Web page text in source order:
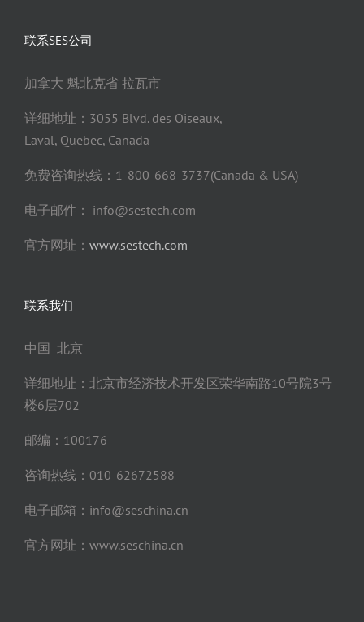
联系SES公司
加拿大 魁北克省 拉瓦市
详细地址：3055 Blvd. des Oiseaux,
Laval, Quebec, Canada
免费咨询热线：1-800-668-3737(Canada & USA)
电子邮件： info@sestech.com
官方网址： www.sestech.com
联系我们
中国 北京
详细地址：北京市经济技术开发区荣华南路10号院3号
楼6层702
邮编：100176
咨询热线：010-62672588
电子邮箱：info@seschina.cn
官方网址：www.seschina.cn